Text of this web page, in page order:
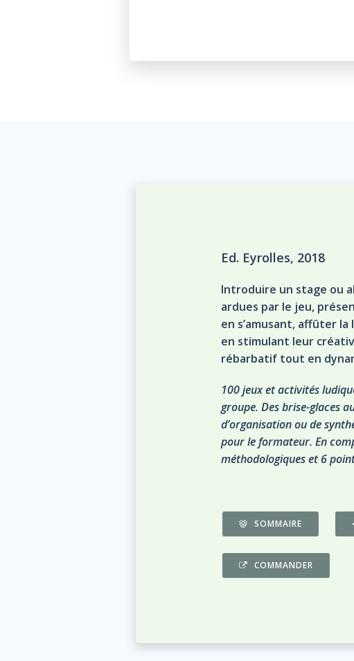
Ed. Eyrolles, 2018
Introduire un stage ou
ardues par le jeu,
en s’amusant, affûter
en stimulant leur
rébarbatif tout en
100 jeux et activités
groupe. Des brise-glaces
d’organisation ou de
pour le formateur. En
méthodologiques et 6
SOMMAIRE
COMMANDER